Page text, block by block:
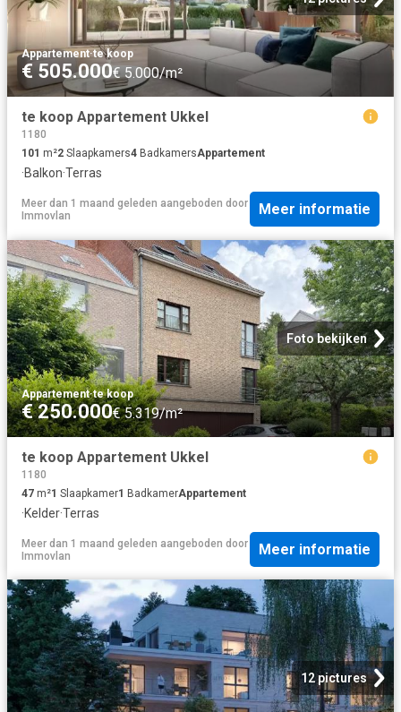
Appartement·te koop
€ 505.000€ 5.000/m²
te koop Appartement Ukkel
1180
101 m²2 Slaapkamers4 BadkamersAppartement
·Balkon·Terras
Meer dan 1 maand geleden aangeboden door
Immovlan
Meer informatie
Foto bekijken
Appartement·te koop
€ 250.000€ 5.319/m²
te koop Appartement Ukkel
1180
47 m²1 Slaapkamer1 BadkamerAppartement
·Kelder·Terras
Meer dan 1 maand geleden aangeboden door
Immovlan
Meer informatie
12 pictures